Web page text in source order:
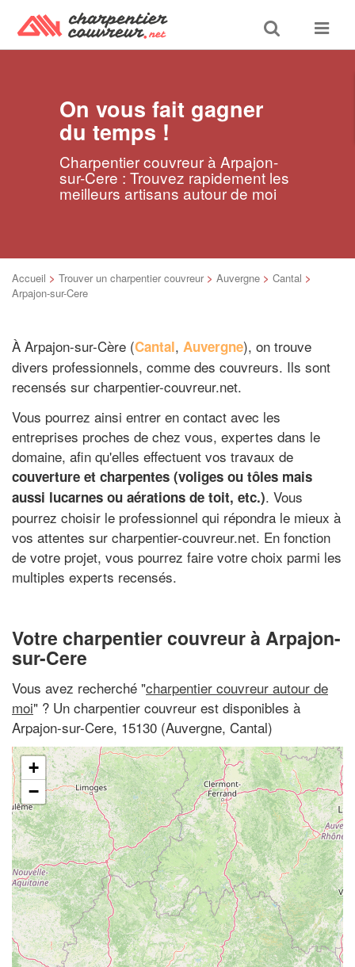
Toggle
search
Toggle
On vous fait gagner
du temps !
Charpentier couvreur à Arpajon-
sur-Cere : Trouvez rapidement les
meilleurs artisans autour de moi
Accueil > Trouver un charpentier couvreur > Auvergne > Cantal >
Arpajon-sur-Cere
À Arpajon-sur-Cère (Cantal, Auvergne), on trouve
divers professionnels, comme des couvreurs. Ils sont
recensés sur charpentier-couvreur.net.
Vous pourrez ainsi entrer en contact avec les
entreprises proches de chez vous, expertes dans le
domaine, afin qu'elles effectuent vos travaux de
couverture et charpentes (voliges ou tôles mais
aussi lucarnes ou aérations de toit, etc.). Vous
pourrez choisir le professionnel qui répondra le mieux à
vos attentes sur charpentier-couvreur.net. En fonction
de votre projet, vous pourrez faire votre choix parmi les
multiples experts recensés.
Votre charpentier couvreur à Arpajon-
sur-Cere
Vous avez recherché "charpentier couvreur autour de
moi" ? Un charpentier couvreur est disponibles à
Arpajon-sur-Cere, 15130 (Auvergne, Cantal)
+
−